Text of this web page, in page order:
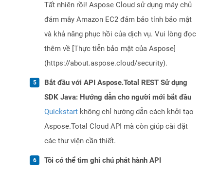
Tất nhiên rồi! Aspose Cloud sử dụng máy chủ
đám mây Amazon EC2 đảm bảo tính bảo mật
và khả năng phục hồi của dịch vụ. Vui lòng đọc
thêm về [Thực tiễn bảo mật của Aspose]
(https://about.aspose.cloud/security).
Bắt đầu với API Aspose.Total REST Sử dụng
SDK Java: Hướng dẫn cho người mới bắt đầu
Quickstart không chỉ hướng dẫn cách khởi tạo
Aspose.Total Cloud API mà còn giúp cài đặt
các thư viện cần thiết.
Tôi có thể tìm ghi chú phát hành API